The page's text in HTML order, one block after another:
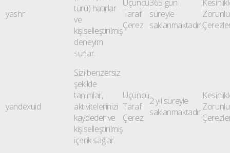
yashr
türü) hatırlar
ve
kişiselleştirilmiş
deneyim
sunar.
Üçüncü
Taraf
Çerez
365 gün
süreyle
saklanmaktadır.
Zorunlu
yandexuid
Sizi benzersiz
şekilde
tanımlar,
aktivitelerinizi
kaydeder ve
kişiselleştirilmiş
içerik sağlar.
Üçüncü
Taraf
Çerez
2 yıl süreyle
saklanmaktadır.Zorunlu